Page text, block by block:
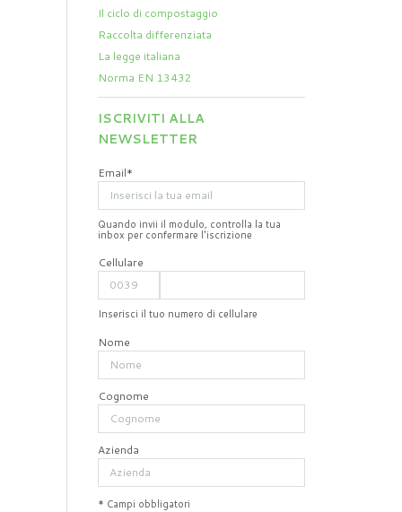
Il ciclo di compostaggio
Raccolta differenziata
La legge italiana
Norma EN 13432
ISCRIVITI ALLA
NEWSLETTER
Email*
Quando invii il modulo, controlla la tua
inbox per confermare l'iscrizione
Cellulare
Inserisci il tuo numero di cellulare
Nome
Cognome
Azienda
* Campi obbligatori